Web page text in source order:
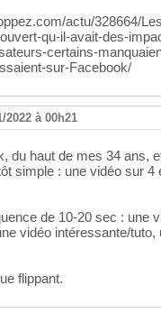
actu/328664/
qu-il-avait-des-
certains-
sur-Facebook/
2022 à 00h21
du haut de mes 34 ans,
simple : une vidéo sur 4
de 10-20 sec : une
vidéo intéressante/tuto,
flippant.